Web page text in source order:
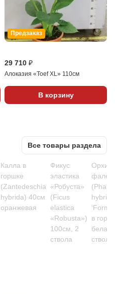
Предзаказ
29 710 ₽
Алоказия «Toef XL» 110см
В корзину
Все товары раздела
Калла в
горшке
(Zantedeschia
hybrida) 40см
оранжевая
Фикус
эластика
«Робуста»
(Ficus
elastica
«Robusta»)
100см, 2
ствола
hybrid
в
белая